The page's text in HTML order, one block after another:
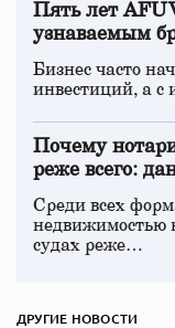
Пять лет
узнаваемым
Бизнес часто
инвестиций, а с
Почему
реже всего:
Среди всех
недвижимостью
судах реже…
ДРУГИЕ НОВОСТИ